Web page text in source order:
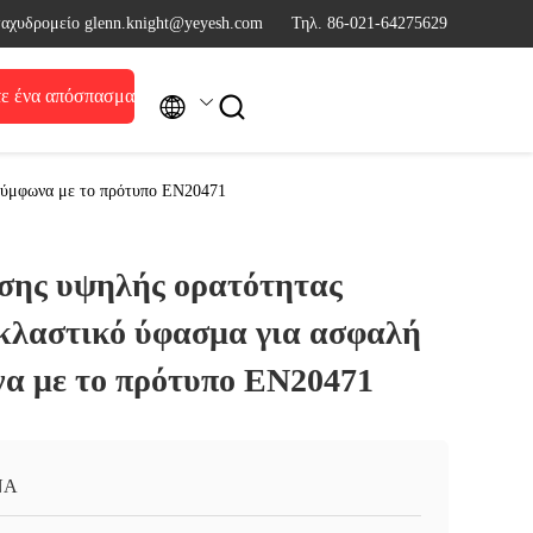
glenn.knight@yeyesh.com Τηλ. 86-021-64275629
ένα απόσπασμα  
με το πρότυπο EN20471
υψηλής ορατότητας
ύφασμα για ασφαλή
με το πρότυπο EN20471